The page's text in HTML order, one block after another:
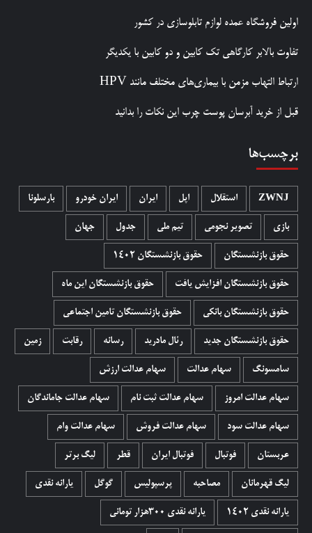
اولین فروشگاه عمده لوازم تابلوسازی در کشور
تفاوت بالابر کارگاهی تک کابین و دو کابین با یکدیگر
ارتباط التهاب مزمن با بیماری‌های مختلف مانند HPV
قبل از خرید آبرسان پوست چرب این نکات را بدانید
برچسب‌ها
ZWNJ استقلال اپل ایران ایران خودرو بارسلونا
بازی تصویر نجومی تیم ملی جدول جهان
حقوق بازنشستگان حقوق بازنشستگان 1402
حقوق بازنشستگان افزایش یافت حقوق بازنشستگان این ماه
حقوق بازنشستگان بانکی حقوق بازنشستگان تامین اجتماعی
حقوق بازنشستگان جدید رئال مادرید رسانه رقابت زمین
سامسونگ سهام عدالت سهام عدالت ارزش
سهام عدالت امروز سهام عدالت ثبت نام سهام عدالت جاماندگان
سهام عدالت سود سهام عدالت فروش سهام عدالت وام
عربستان فوتبال فوتبال ایران قطر لیگ برتر
لیگ قهرمانان مصاحبه پرسپولیس گوگل یارانه نقدی
یارانه نقدی 1402 یارانه نقدی ۳۰۰هزار تومانی